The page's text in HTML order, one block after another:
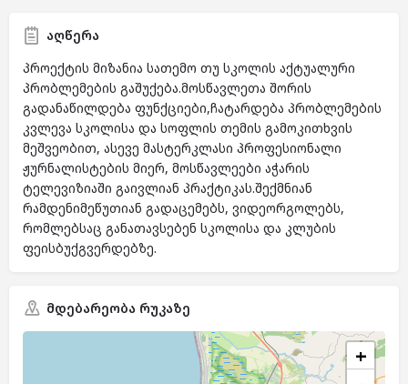
აღწერა
პროექტის მიზანია სათემო თუ სკოლის აქტუალური
პრობლემების გაშუქება.მოსწავლეთა შორის
გადანაწილდება ფუნქციები,ჩატარდება პრობლემების
კვლევა სკოლისა და სოფლის თემის გამოკითხვის
მეშვეობით, ასევე მასტერკლასი პროფესიონალი
ჟურნალისტების მიერ, მოსწავლეები აჭარის
ტელევიზიაში გაივლიან პრაქტიკას.შექმნიან
რამდენიმეწუთიან გადაცემებს, ვიდეორგოლებს,
რომლებსაც განათავსებენ სკოლისა და კლუბის
ფეისბუქგვერდებზე.
მდებარეობა რუკაზე
+